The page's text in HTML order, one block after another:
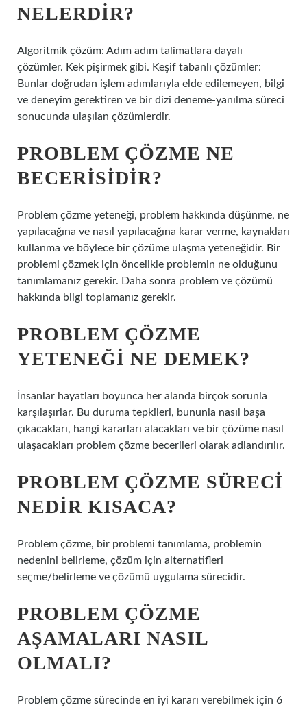
NELERDIR?
Algoritmik çözüm: Adım adım talimatlara dayalı
çözümler. Kek pişirmek gibi. Keşif tabanlı çözümler:
Bunlar doğrudan işlem adımlarıyla elde edilemeyen, bilgi
ve deneyim gerektiren ve bir dizi deneme-yanılma süreci
sonucunda ulaşılan çözümlerdir.
PROBLEM ÇÖZME NE
BECERISIDIR?
Problem çözme yeteneği, problem hakkında düşünme, ne
yapılacağına ve nasıl yapılacağına karar verme, kaynakları
kullanma ve böylece bir çözüme ulaşma yeteneğidir. Bir
problemi çözmek için öncelikle problemin ne olduğunu
tanımlamanız gerekir. Daha sonra problem ve çözümü
hakkında bilgi toplamanız gerekir.
PROBLEM ÇÖZME
YETENEĞI NE DEMEK?
İnsanlar hayatları boyunca her alanda birçok sorunla
karşılaşırlar. Bu duruma tepkileri, bununla nasıl başa
çıkacakları, hangi kararları alacakları ve bir çözüme nasıl
ulaşacakları problem çözme becerileri olarak adlandırılır.
PROBLEM ÇÖZME SÜRECI
NEDIR KISACA?
Problem çözme, bir problemi tanımlama, problemin
nedenini belirleme, çözüm için alternatifleri
seçme/belirleme ve çözümü uygulama sürecidir.
PROBLEM ÇÖZME
AŞAMALARI NASIL
OLMALI?
Problem çözme sürecinde en iyi kararı verebilmek için 6